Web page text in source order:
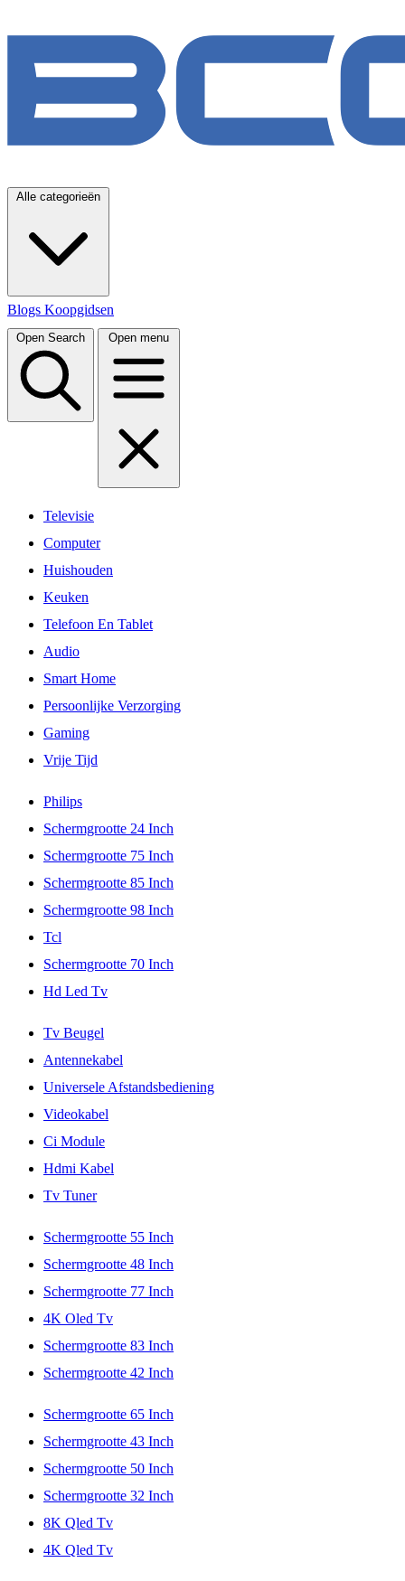
Alle categorieën
Blogs Koopgidsen
Open Search Open menu
Televisie
Computer
Huishouden
Keuken
Telefoon En Tablet
Audio
Smart Home
Persoonlijke Verzorging
Gaming
Vrije Tijd
Philips
Schermgrootte 24 Inch
Schermgrootte 75 Inch
Schermgrootte 85 Inch
Schermgrootte 98 Inch
Tcl
Schermgrootte 70 Inch
Hd Led Tv
Tv Beugel
Antennekabel
Universele Afstandsbediening
Videokabel
Ci Module
Hdmi Kabel
Tv Tuner
Schermgrootte 55 Inch
Schermgrootte 48 Inch
Schermgrootte 77 Inch
4K Oled Tv
Schermgrootte 83 Inch
Schermgrootte 42 Inch
Schermgrootte 65 Inch
Schermgrootte 43 Inch
Schermgrootte 50 Inch
Schermgrootte 32 Inch
8K Qled Tv
4K Qled Tv